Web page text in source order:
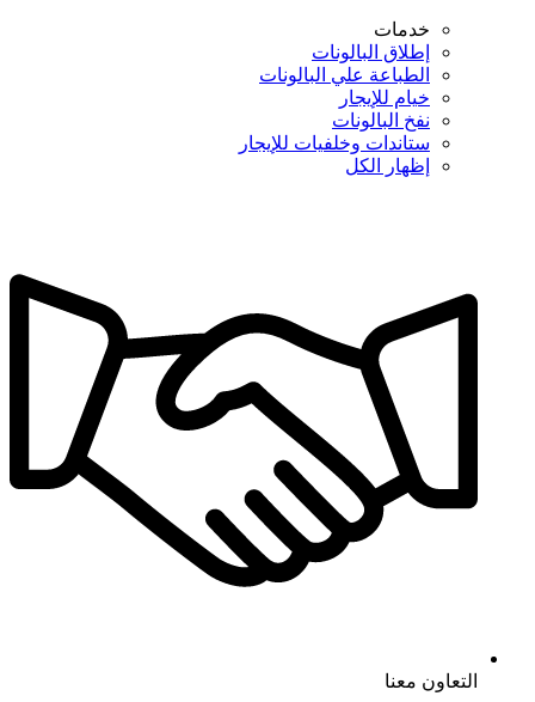
خدمات
إطلاق البالونات
الطباعة علي البالونات
خيام للإيجار
نفخ البالونات
ستاندات وخلفيات للإيجار
إظهار الكل
التعاون معنا